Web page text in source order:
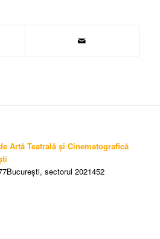
Artă Teatrală și Cinematografică
sectorul 2021452